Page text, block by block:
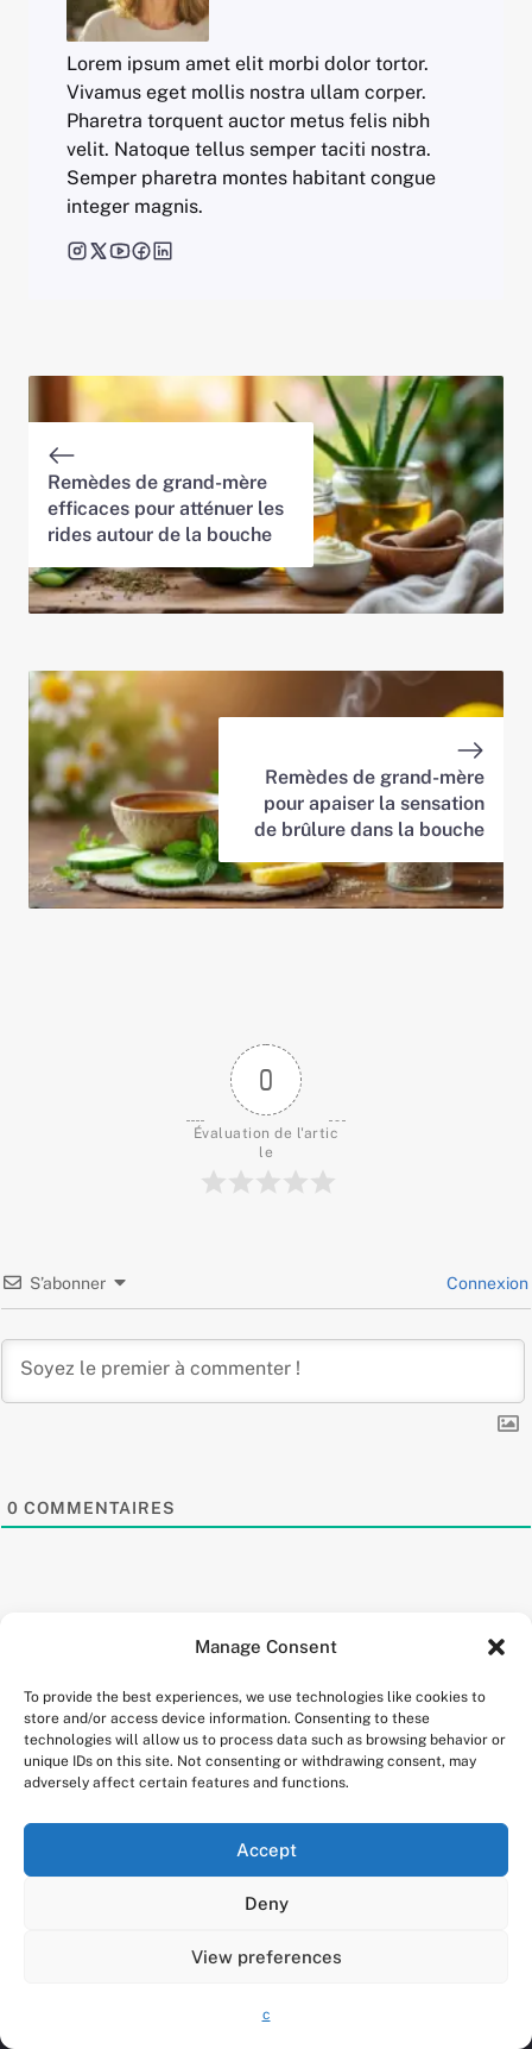
Manage Consent
To provide the best experiences, we use technologies like cookies to
store and/or access device information. Consenting to these
technologies will allow us to process data such as browsing behavior or
unique IDs on this site. Not consenting or withdrawing consent, may
adversely affect certain features and functions.
Accept
Deny
View preferences
c
Lorem ipsum amet elit morbi dolor tortor.
Vivamus eget mollis nostra ullam corper.
Pharetra torquent auctor metus felis nibh
velit. Natoque tellus semper taciti nostra.
Semper pharetra montes habitant congue
integer magnis.
Remèdes de grand-mère
efficaces pour atténuer les
rides autour de la bouche
Remèdes de grand-mère
pour apaiser la sensation
de brûlure dans la bouche
0
Évaluation de l'artic
le
S’abonner Connexion
0 COMMENTAIRES